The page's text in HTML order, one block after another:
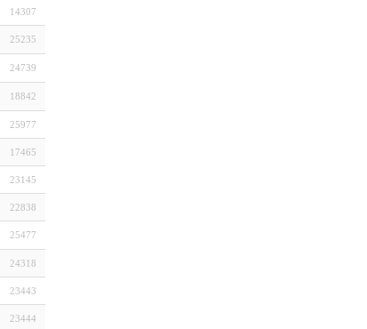
14307
25235
24739
18842
25977
17465
23145
22838
25477
24318
23443
23444